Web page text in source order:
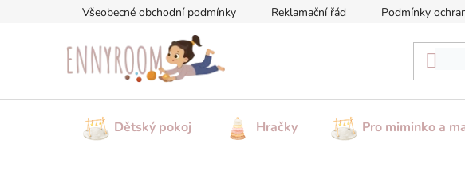
Všeobecné obchodní podmínky Reklamační řád Podmínky
Dětský pokoj Hračky Pro miminko a